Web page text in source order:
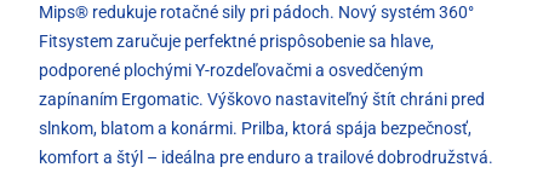
Mips® redukuje rotačné sily pri pádoch. Nový systém 360°
Fitsystem zaručuje perfektné prispôsobenie sa hlave,
podporené plochými Y-rozdeľovačmi a osvedčeným
zapínaním Ergomatic. Výškovo nastaviteľný štít chráni pred
slnkom, blatom a konármi. Prilba, ktorá spája bezpečnosť,
komfort a štýl – ideálna pre enduro a trailové dobrodružstvá.